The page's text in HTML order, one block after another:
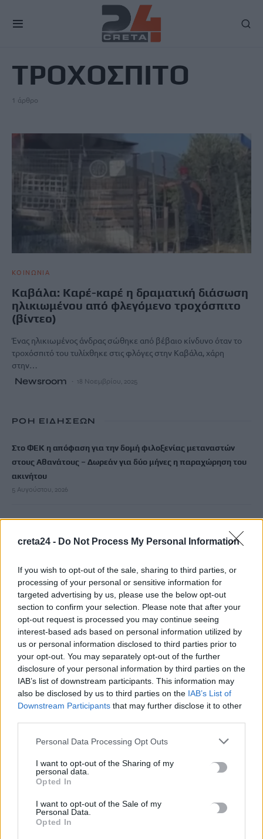
creta24 - Do Not Process My Personal Information
If you wish to opt-out of the sale, sharing to third parties, or
processing of your personal or sensitive information for
targeted advertising by us, please use the below opt-out
section to confirm your selection. Please note that after your
opt-out request is processed you may continue seeing
interest-based ads based on personal information utilized by
us or personal information disclosed to third parties prior to
your opt-out. You may separately opt-out of the further
disclosure of your personal information by third parties on the
IAB’s list of downstream participants. This information may
also be disclosed by us to third parties on the IAB’s List of
Downstream Participants that may further disclose it to other
Personal Data Processing Opt Outs
I want to opt-out of the Sharing of my
personal data.
Opted In
I want to opt-out of the Sale of my
Personal Data.
Opted In
ΤΡΟΧΟΣΠΙΤΟ
1 άρθρο
ΚΟΙΝΩΝΙΑ
Καβάλα: Καρέ-καρέ η δραματική διάσωση
ηλικιωμένου από φλεγόμενο τροχόσπιτο
(βίντεο)
Ένας ηλικιωμένος άνδρας σώθηκε από βέβαιο κίνδυνο όταν το
τροχόσπιτό του τυλίχθηκε στις φλόγες στην Καβάλα, χάρη
στην…
Newsroom 18 Νοεμβρίου, 2025
ΡΟΗ ΕΙΔΗΣΕΩΝ
Στο ΦΕΚ η απόφαση για την δομή φιλοξενίας μεταναστών
στους Αθανάτους – Δωρεάν για δύο μήνες η παραχώρηση του
ακινήτου
5 Αυγούστου, 2026
Ακριβά στοιχίζει η βουτιά: Οι τιμές στις ξαπλώστρες σε
γνωστές παραλίες της Ελλάδας
e-ΕΦΚΑ: Πότε καταβάλλεται το αδειοδωρόσημο στους
οικοδόμους
5 Αυγούστου, 2026
Πήγε για ψώνια με το ελικόπτερό του γιατί η διαδρομή με το
αμάξι ήταν… πολύ μεγάλη
5 Αυγούστου, 2026
Μύκονος: 35χρονος οδηγός έκλεψε από τουρίστα επώνυμη
Σύσκεψη εργασίας για θέματα Μεταφορών και Επικοινωνιών
5 Αυγούστου, 2026
Η Βρετανική κυβέρνηση δεν θα προχωρήσει σε διεξαγωγή
έρευνας για τον Επστάιν